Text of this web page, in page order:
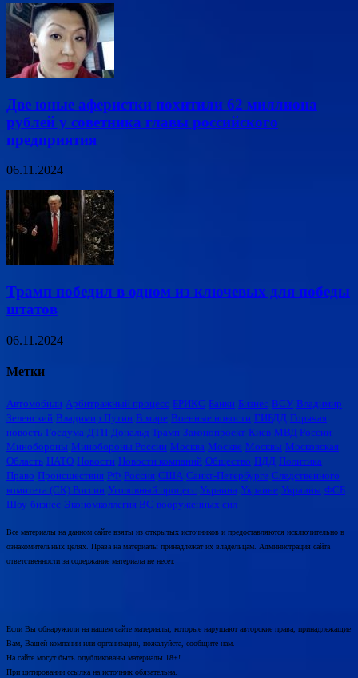
Две юные аферистки похитили 62 миллиона
рублей у советника главы российского
предприятия
06.11.2024
Трамп победил в одном из ключевых для победы
штатов
06.11.2024
Метки
Автомобили Арбитражный процесс БРИКС Банки Бизнес ВСУ Владимир
Зеленский Владимир Путин В мире Военные новости ГИБДД Горячая
новость Госдума ДТП Дональд Трамп Законопроект Киев МВД России
Минобороны Минобороны России Москва Москве Москвы Московская
Область НАТО Новости Новости компаний Общество ПДД Политика
Право Происшествия РФ Россия США Санкт-Петербурге Следственного
комитета (СК) России Уголовный процесс Украина Украине Украины ФСБ
Шоу-бизнес Экономколлегия ВС вооруженных сил
Все материалы на данном сайте взяты из открытых источников и предоставляются исключительно в
ознакомительных целях. Права на материалы принадлежат их владельцам. Администрация сайта
ответственности за содержание материала не несет.
Если Вы обнаружили на нашем сайте материалы, которые нарушают авторские права, принадлежащие
Вам, Вашей компании или организации, пожалуйста, сообщите нам.
На сайте могут быть опубликованы материалы 18+!
При цитировании ссылка на источник обязательна.